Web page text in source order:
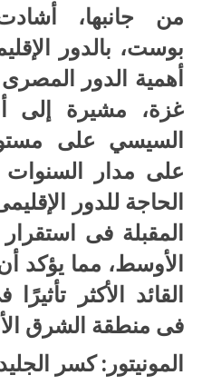
من جانبها،
بوست، بالدور
أهمية الدور
غزة، مشيرة إلى
السيسي على مستوى
على مدار
الحاجة للدور
المقبلة فى
الأوسط، مما يؤكد
القائد الأكثر
فى منطقة الشرق
المونيتور: كسر